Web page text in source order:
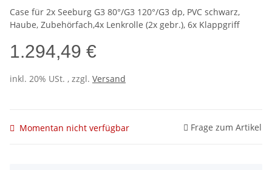
Case für 2x Seeburg G3 80°/G3 120°/G3 dp, PVC schwarz,
Haube, Zubehörfach,4x Lenkrolle (2x gebr.), 6x Klappgriff
1.294,49 €
inkl. 20% USt. , zzgl. Versand
Momentan nicht verfügbar Frage zum Artikel